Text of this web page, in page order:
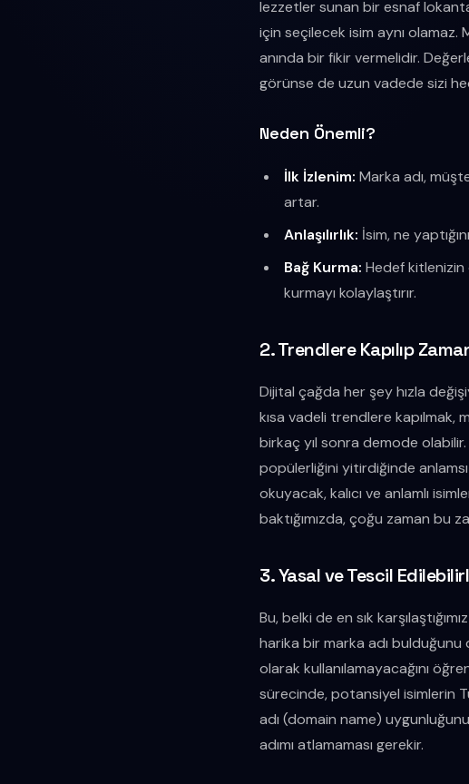
lezzetler sunan bir esnaf
için seçilecek isim aynı olamaz.
anında bir fikir vermelidir.
görünse de uzun vadede sizi
Neden Önemli?
İlk İzlenim: Marka adı,
artar.
Anlaşılırlık: İsim, ne
Bağ Kurma: Hedef
kurmayı kolaylaştırır.
2. Trendlere Kapılıp
Dijital çağda her şey hızla
kısa vadeli trendlere kapılmak,
birkaç yıl sonra demode
popülerliğini yitirdiğinde
okuyacak, kalıcı ve anlamlı
baktığımızda, çoğu zaman bu
3. Yasal ve Tescil
Bu, belki de en sık
harika bir marka adı
olarak kullanılamayacağını
sürecinde, potansiyel isimlerin
adı (domain name)
adımı atlamaması gerekir.